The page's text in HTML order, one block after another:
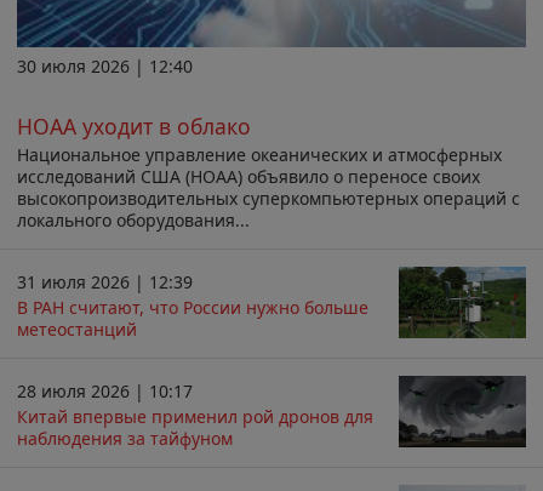
30 июля 2026 | 12:40
НОАА уходит в облако
Национальное управление океанических и атмосферных
исследований США (НОАА) объявило о переносе своих
высокопроизводительных суперкомпьютерных операций с
локального оборудования...
31 июля 2026 | 12:39
В РАН считают, что России нужно больше
метеостанций
28 июля 2026 | 10:17
Китай впервые применил рой дронов для
наблюдения за тайфуном